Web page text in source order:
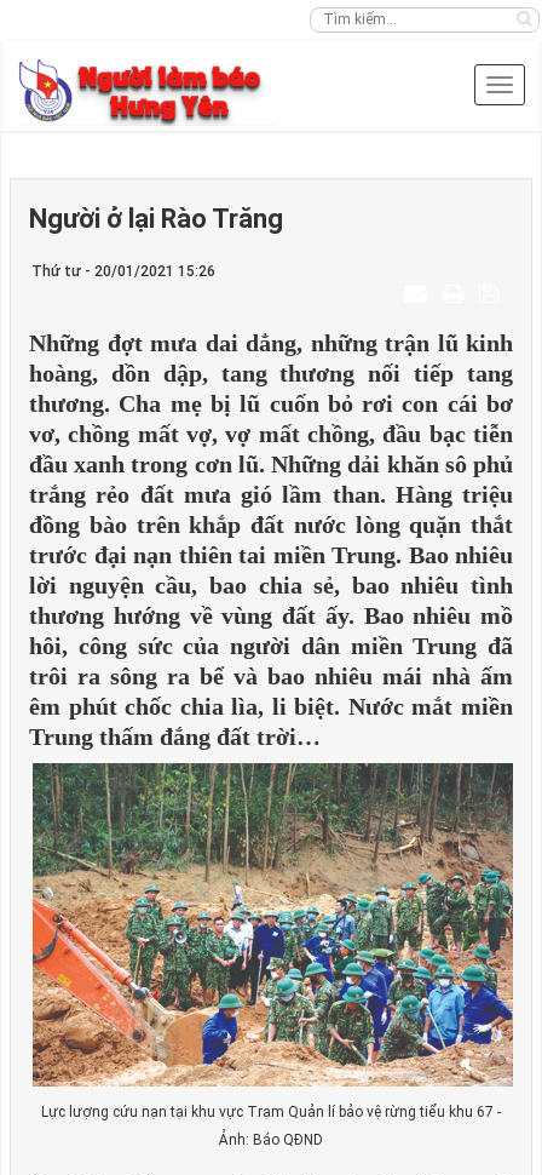
Người ở lại Rào Trăng
Thứ tư - 20/01/2021 15:26
Những đợt mưa dai dẳng, những trận lũ kinh
hoàng, dồn dập, tang thương nối tiếp tang
thương. Cha mẹ bị lũ cuốn bỏ rơi con cái bơ
vơ, chồng mất vợ, vợ mất chồng, đầu bạc tiễn
đầu xanh trong cơn lũ. Những dải khăn sô phủ
trắng rẻo đất mưa gió lầm than. Hàng triệu
đồng bào trên khắp đất nước lòng quặn thắt
trước đại nạn thiên tai miền Trung. Bao nhiêu
lời nguyện cầu, bao chia sẻ, bao nhiêu tình
thương hướng về vùng đất ấy. Bao nhiêu mồ
hôi, công sức của người dân miền Trung đã
trôi ra sông ra bể và bao nhiêu mái nhà ấm
êm phút chốc chia lìa, li biệt. Nước mắt miền
Trung thấm đắng đất trời…
Lực lượng cứu nạn tại khu vực Trạm Quản lí bảo vệ rừng tiểu khu 67 -
Ảnh: Báo QĐND